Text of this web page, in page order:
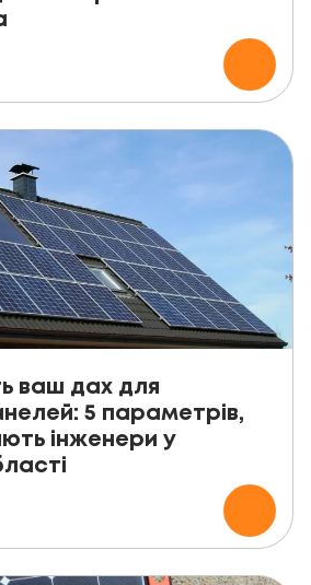
ваш дах для
5 параметрів,
інженери у